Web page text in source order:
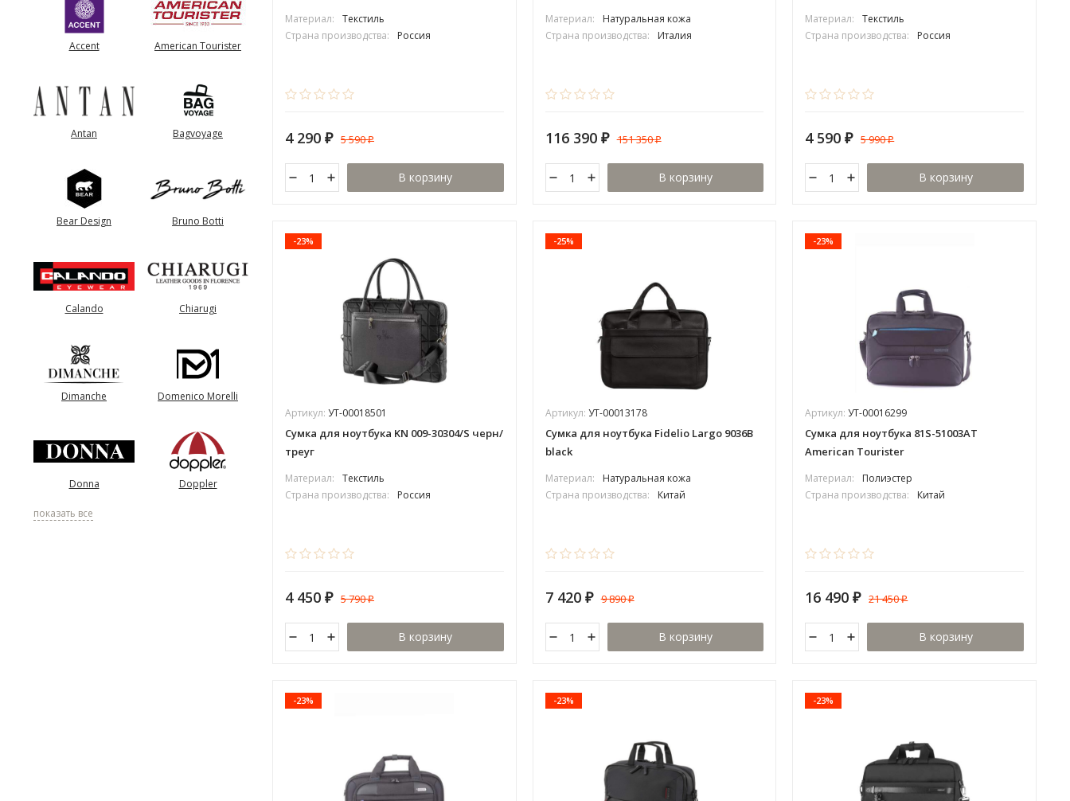
Accent American Tourister
Antan Bagvoyage
Bear Design Bruno Botti
Calando Chiarugi
Dimanche Domenico Morelli
Donna Doppler
показать все
Материал:
Текстиль
Страна производства:
Россия
4 290 ₽ 5 590₽
В корзину
Материал:
Натуральная кожа
Страна производства:
Италия
116 390 ₽ 151 350₽
В корзину
Материал:
Текстиль
Страна производства:
Россия
4 590₽ 5 990₽
В корзину
-23%
Артикул: УТ-00018501
Сумка для ноутбука KN 009-30304/S черн/
треуг
Материал:
Текстиль
Страна производства:
Россия
4 450 ₽ 5 790₽
В корзину
-25%
Артикул: УТ-00013178
Сумка для ноутбука Fidelio Largo 9036B
black
Материал:
Натуральная кожа
Страна производства:
Китай
7 420 ₽ 9 890₽
В корзину
-23%
Артикул:УТ-00016299
Сумка для ноутбука 81S-51003AT
American Tourister
Материал:
Полиэстер
Страна производства:
Китай
16 490₽ 21 450₽
В корзину
-23% -23% -23%